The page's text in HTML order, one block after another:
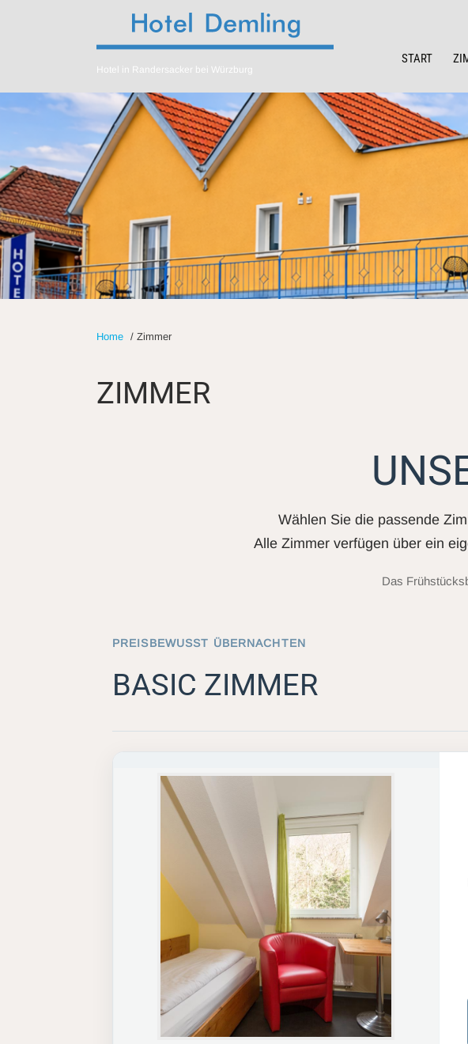
Hotel in Randersacker bei Würzburg
START
Home / Zimmer
ZIMMER
Wählen Sie die passende
Alle Zimmer verfügen über ein
Das
PREISBEWUSST ÜBERNACHTEN
BASIC ZIMMER